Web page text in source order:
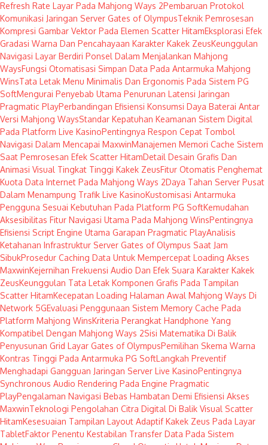
Refresh Rate Layar Pada Mahjong Ways 2Pembaruan Protokol
Komunikasi Jaringan Server Gates of OlympusTeknik Pemrosesan
Kompresi Gambar Vektor Pada Elemen Scatter HitamEksplorasi Efek
Gradasi Warna Dan Pencahayaan Karakter Kakek ZeusKeunggulan
Navigasi Layar Berdiri Ponsel Dalam Menjalankan Mahjong
WaysFungsi Otomatisasi Simpan Data Pada Antarmuka Mahjong
WinsTata Letak Menu Minimalis Dan Ergonomis Pada Sistem PG
SoftMengurai Penyebab Utama Penurunan Latensi Jaringan
Pragmatic PlayPerbandingan Efisiensi Konsumsi Daya Baterai Antar
Versi Mahjong WaysStandar Kepatuhan Keamanan Sistem Digital
Pada Platform Live KasinoPentingnya Respon Cepat Tombol
Navigasi Dalam Mencapai MaxwinManajemen Memori Cache Sistem
Saat Pemrosesan Efek Scatter HitamDetail Desain Grafis Dan
Animasi Visual Tingkat Tinggi Kakek ZeusFitur Otomatis Penghemat
Kuota Data Internet Pada Mahjong Ways 2Daya Tahan Server Pusat
Dalam Menampung Trafik Live KasinoKustomisasi Antarmuka
Pengguna Sesuai Kebutuhan Pada Platform PG SoftKemudahan
Aksesibilitas Fitur Navigasi Utama Pada Mahjong WinsPentingnya
Efisiensi Script Engine Utama Garapan Pragmatic PlayAnalisis
Ketahanan Infrastruktur Server Gates of Olympus Saat Jam
SibukProsedur Caching Data Untuk Mempercepat Loading Akses
MaxwinKejernihan Frekuensi Audio Dan Efek Suara Karakter Kakek
ZeusKeunggulan Tata Letak Komponen Grafis Pada Tampilan
Scatter HitamKecepatan Loading Halaman Awal Mahjong Ways Di
Network 5GEvaluasi Penggunaan Sistem Memory Cache Pada
Platform Mahjong WinsKriteria Perangkat Handphone Yang
Kompatibel Dengan Mahjong Ways 2Sisi Matematika Di Balik
Penyusunan Grid Layar Gates of OlympusPemilihan Skema Warna
Kontras Tinggi Pada Antarmuka PG SoftLangkah Preventif
Menghadapi Gangguan Jaringan Server Live KasinoPentingnya
Synchronous Audio Rendering Pada Engine Pragmatic
PlayPengalaman Navigasi Bebas Hambatan Demi Efisiensi Akses
MaxwinTeknologi Pengolahan Citra Digital Di Balik Visual Scatter
HitamKesesuaian Tampilan Layout Adaptif Kakek Zeus Pada Layar
TabletFaktor Penentu Kestabilan Transfer Data Pada Sistem